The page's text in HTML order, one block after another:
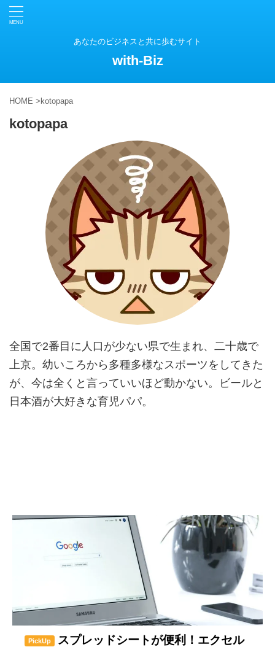
あなたのビジネスと共に歩むサイト
with-Biz
HOME > kotopapa
kotopapa
全国で2番目に人口が少ない県で生まれ、二十歳で
上京。幼いころから多種多様なスポーツをしてきた
が、今は全くと言っていいほど動かない。ビールと
日本酒が大好きな育児パパ。
PickUp
スプレッドシートが便利！エクセル